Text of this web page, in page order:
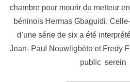
chambre pour mourir du metteur
béninois Hermas Gbaguidi.
d’une série de six a été
Jean- Paul Nouwligbèto et Fredy
public